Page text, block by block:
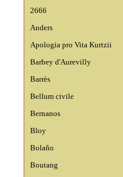
2666
Anders
Apologia pro Vita Kurtzii
Barbey d'Aurevilly
Barrès
Bellum civile
Bernanos
Bloy
Bolaño
Boutang